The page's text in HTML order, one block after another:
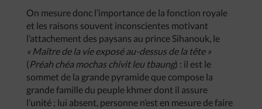
On mesure donc l’importance de la fonction royale
et les raisons souvent inconscientes motivant
l’attachement des paysans au prince Sihanouk, le
« Maître de la vie exposé au-dessus de la tête »
(Préah chéa mochas chivit leu tbaung) : il est le
sommet de la grande pyramide que compose la
grande famille du peuple khmer dont il assure
l’unité ; lui absent, personne n’est en mesure de faire